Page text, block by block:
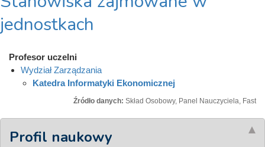
jednostkach
Profesor uczelni
Wydział Zarządzania
Katedra Informatyki Ekonomicznej
Źródło danych: Skład Osobowy, Panel Nauczyciela, Fast
Profil naukowy